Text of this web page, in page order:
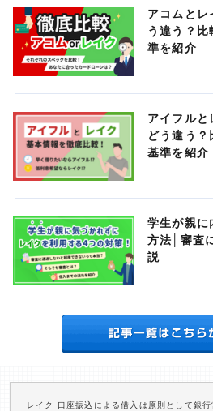
アコムとレ
う違う？
準を紹介
アイフルと
どう違う
基準を紹介
学生が親に
方法│審査
説
レイク 口座振込による借入は原則として銀行